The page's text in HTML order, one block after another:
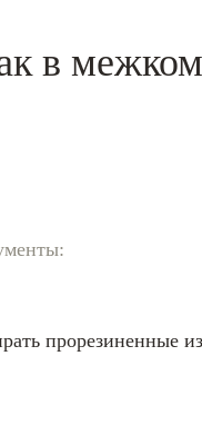
в
прорезиненные